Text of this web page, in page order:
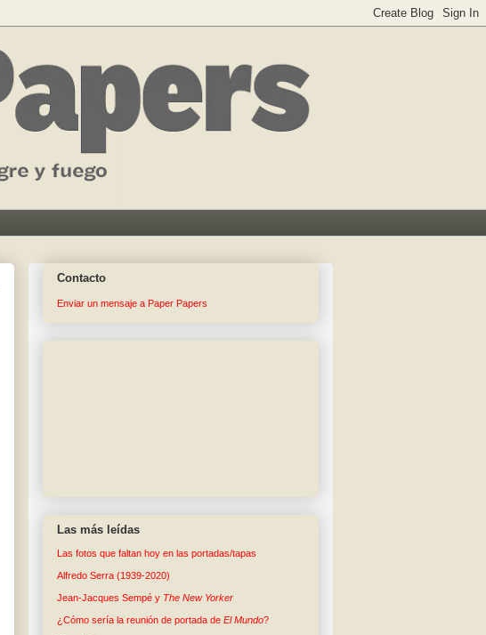
Contacto
Enviar un mensaje a Paper Papers
Las más leídas
Las fotos que faltan hoy en las portadas/tapas
Alfredo Serra (1939-2020)
Jean-Jacques Sempé y The New Yorker
¿Cómo sería la reunión de portada de El Mundo?